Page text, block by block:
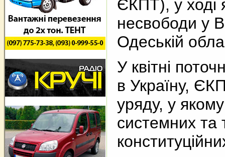
ЄКПТ), у ході
несвободи у
Одеській
У квітні
в Україну,
уряду, у
системних